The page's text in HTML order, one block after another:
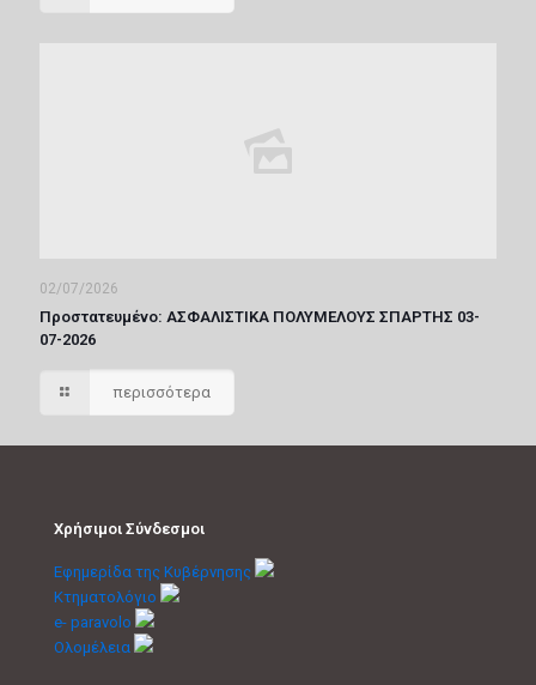
02/07/2026
Πρoστατευμένο: ΑΣΦΑΛΙΣΤΙΚΑ ΠΟΛΥΜΕΛΟΥΣ ΣΠΑΡΤΗΣ 03-
07-2026
περισσότερα
Χρήσιμοι Σύνδεσμοι
Εφημερίδα της Κυβέρνησης
Κτηματολόγιο
e- paravolo
Ολομέλεια